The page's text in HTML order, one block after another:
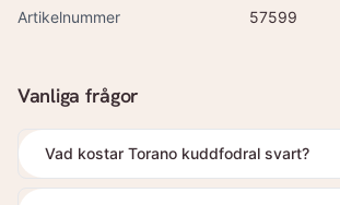
Artikelnummer
57599
Vanliga frågor
Vad kostar Torano kuddfodral svart?